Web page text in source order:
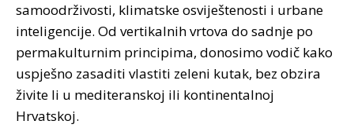
samoodrživosti, klimatske osviještenosti i urbane
inteligencije. Od vertikalnih vrtova do sadnje po
permakulturnim principima, donosimo vodič kako
uspješno zasaditi vlastiti zeleni kutak, bez obzira
živite li u mediteranskoj ili kontinentalnoj
Hrvatskoj.